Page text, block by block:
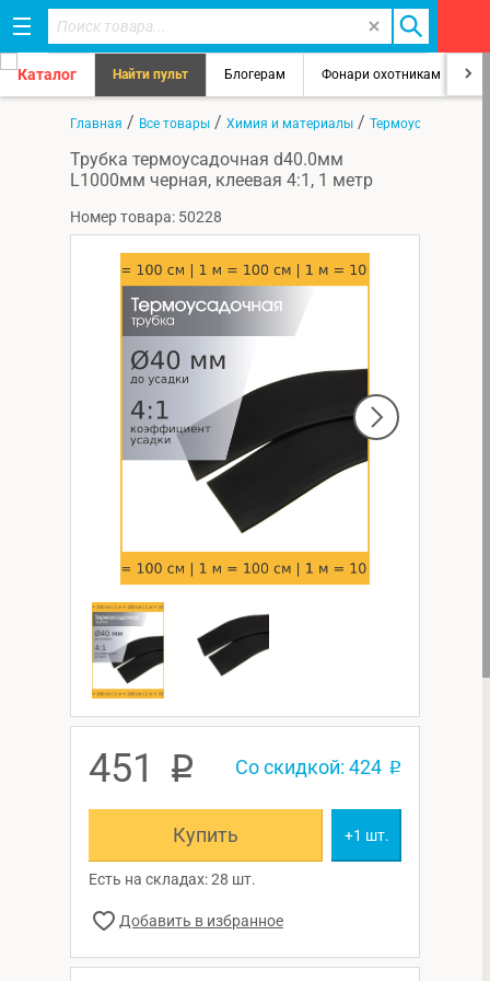
Каталог Найти пульт Блогерам Фонари охотникам
Главная / Все товары / Химия и материалы / Термоусадка
Трубка термоусадочная d40.0мм
L1000мм черная, клеевая 4:1, 1 метр
Номер товара: 50228
451 p Со скидкой: 424 p
Купить +1 шт.
Есть на складах: 28 шт.